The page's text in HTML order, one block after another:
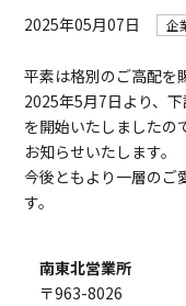
2025年05月07日 企
平素は格別のご高配を
2025年5月7日より、
を開始いたしましたの
お知らせいたします。
今後ともより一層のご
す。
南東北営業所
〒963-8026